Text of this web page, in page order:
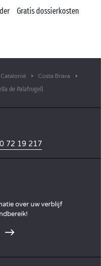
Gratis dossierkosten
Catalonië Costa Brava
de Palafrugell
72 19 217
over uw verblijf